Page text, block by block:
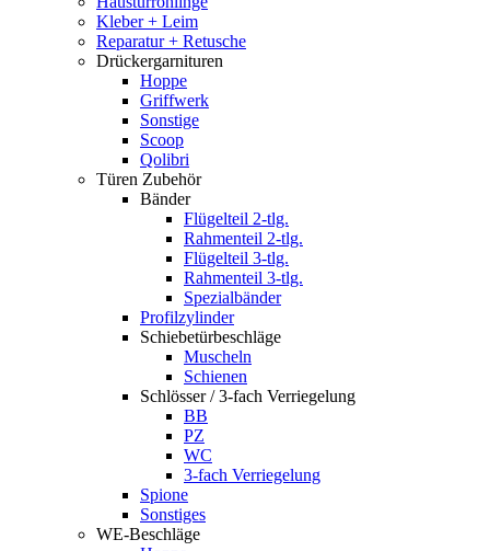
Kleber + Leim
Reparatur + Retusche
Drückergarnituren
Hoppe
Griffwerk
Sonstige
Scoop
Qolibri
Türen Zubehör
Bänder
Flügelteil 2-tlg.
Rahmenteil 2-tlg.
Flügelteil 3-tlg.
Rahmenteil 3-tlg.
Spezialbänder
Profilzylinder
Schiebetürbeschläge
Muscheln
Schienen
Schlösser / 3-fach Verriegelung
BB
PZ
WC
3-fach Verriegelung
Spione
Sonstiges
WE-Beschläge